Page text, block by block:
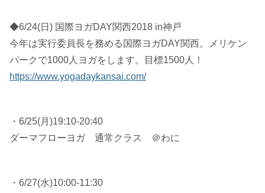
◆6/24(日) 国際ヨガDAY関西2018 in神戸
今年は実行委員長を務める国際ヨガDAY関西。メリケン
パークで1000人ヨガをします。目標1500人！
https://www.yogadaykansai.com/
・6/25(月)19:10-20:40
ダーマフローヨガ 通常クラス ＠わに
・6/27(水)10:00-11:30